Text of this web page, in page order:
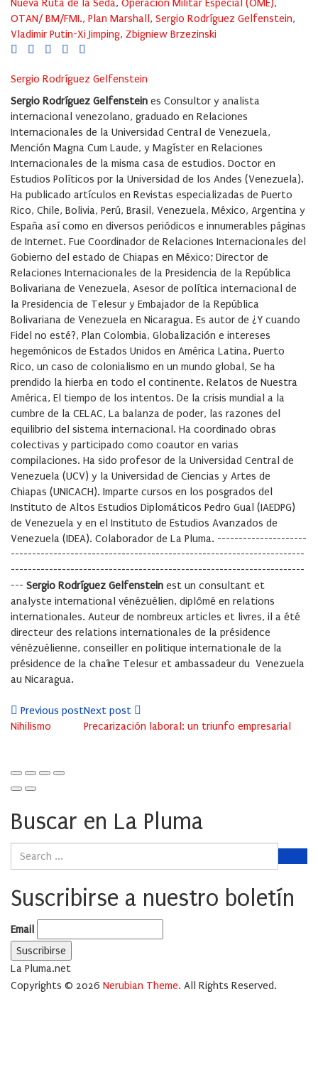
Nueva Ruta de la Seda, Operación Militar Especial (OME),
OTAN/ BM/FMI., Plan Marshall, Sergio Rodríguez Gelfenstein,
Vladimir Putin-Xi Jimping, Zbigniew Brzezinski
Sergio Rodríguez Gelfenstein
Sergio Rodríguez Gelfenstein es Consultor y analista
internacional venezolano, graduado en Relaciones
Internacionales de la Universidad Central de Venezuela,
Mención Magna Cum Laude, y Magíster en Relaciones
Internacionales de la misma casa de estudios. Doctor en
Estudios Políticos por la Universidad de los Andes (Venezuela).
Ha publicado artículos en Revistas especializadas de Puerto
Rico, Chile, Bolivia, Perú, Brasil, Venezuela, México, Argentina y
España así como en diversos periódicos e innumerables páginas
de Internet. Fue Coordinador de Relaciones Internacionales del
Gobierno del estado de Chiapas en México; Director de
Relaciones Internacionales de la Presidencia de la República
Bolivariana de Venezuela, Asesor de política internacional de
la Presidencia de Telesur y Embajador de la República
Bolivariana de Venezuela en Nicaragua. Es autor de ¿Y cuando
Fidel no esté?, Plan Colombia, Globalización e intereses
hegemónicos de Estados Unidos en América Latina, Puerto
Rico, un caso de colonialismo en un mundo global, Se ha
prendido la hierba en todo el continente. Relatos de Nuestra
América, El tiempo de los intentos. De la crisis mundial a la
cumbre de la CELAC, La balanza de poder, las razones del
equilibrio del sistema internacional. Ha coordinado obras
colectivas y participado como coautor en varias
compilaciones. Ha sido profesor de la Universidad Central de
Venezuela (UCV) y la Universidad de Ciencias y Artes de
Chiapas (UNICACH). Imparte cursos en los posgrados del
Instituto de Altos Estudios Diplomáticos Pedro Gual (IAEDPG)
de Venezuela y en el Instituto de Estudios Avanzados de
Venezuela (IDEA). Colaborador de La Pluma. ---------------------
---------------------------------------------------------------------
---------------------------------------------------------------------
--- Sergio Rodríguez Gelfenstein est un consultant et
analyste international vénézuélien, diplômé en relations
internationales. Auteur de nombreux articles et livres, il a été
directeur des relations internationales de la présidence
vénézuélienne, conseiller en politique internationale de la
présidence de la chaîne Telesur et ambassadeur du Venezuela
au Nicaragua.
Previous post
Nihilismo
Next post
Precarización laboral: un triunfo empresarial
Buscar en La Pluma
Suscribirse a nuestro boletín
Email
La Pluma.net
Copyrights © 2026 Nerubian Theme. All Rights Reserved.